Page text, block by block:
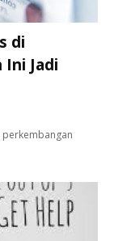
di
Ini Jadi